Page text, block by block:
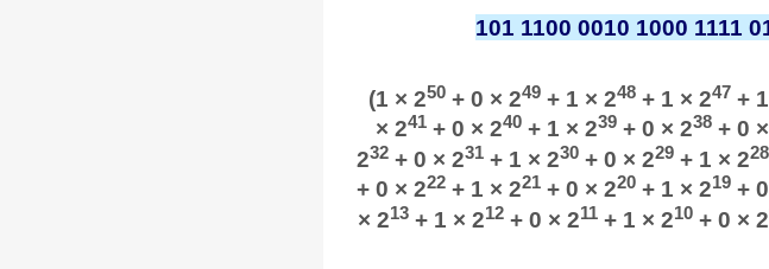
101 1100 0010 1000 1111
(1 × 250+ 0 × 249+ 1 × 248+ 1 × 247 +
× 241+ 0 × 240+ 1 × 239+ 0 × 238+ 0
232+ 0 × 231+ 1 × 230+ 0 × 229+ 1 × 228
+ 0 × 222+ 1 × 221+ 0 × 220+ 1 × 219+
× 213+ 1 × 212+ 0 × 211+ 1 × 210+ 0 × 2